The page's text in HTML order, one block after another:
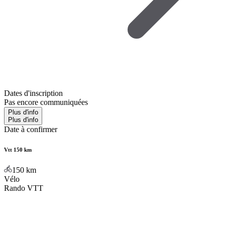
Dates d'inscription
Pas encore communiquées
Plus d'info
Plus d'info
Date à confirmer
Vtt 150 km
150 km
Vélo
Rando VTT